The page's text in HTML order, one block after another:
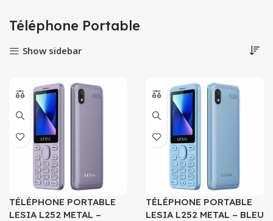
Téléphone Portable
Show sidebar
TÉLÉPHONE PORTABLE
LESIA L252 METAL –
TÉLÉPHONE PORTABLE
LESIA L252 METAL – BLEU